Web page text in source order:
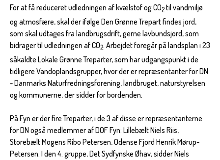
For at få reduceret udledningen af kvælstof og CO2til vandmiljø
og atmosfære, skal der ifølge Den Grønne Trepart findes jord,
som skal udtages fra landbrugsdrift, gerne lavbundsjord, som
bidrager til udledningen af CO2. Arbejdet foregår på landsplan i 23
såkaldte Lokale Grønne Treparter, som har udgangspunkt i de
tidligere Vandoplandsgrupper, hvor der er repræsentanter for DN
- Danmarks Naturfredningsforening, landbruget, naturstyrelsen
og kommunerne, der sidder for bordenden.
På Fyn er der fire Treparter, i de 3 af disse er repræsentanterne
for DN også medlemmer af DOF Fyn: Lillebælt Niels Riis,
Storebælt Mogens Ribo Petersen, Odense Fjord Henrik Mørup-
Petersen. I den 4. gruppe, Det Sydfynske Øhav, sidder Niels